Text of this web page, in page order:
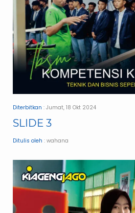
Diterbitkan : Jumat, 18 Okt 2024
SLIDE 3
Ditulis oleh : wahana